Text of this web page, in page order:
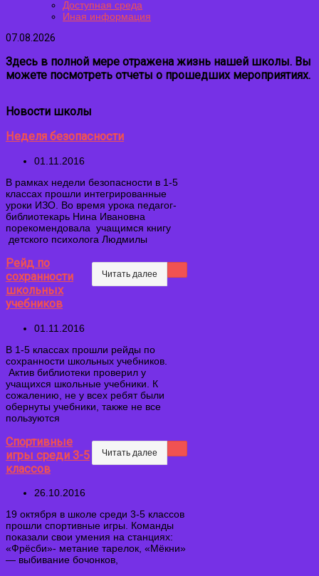
Доступная среда
Иная информация
07.08.2026
Здесь в полной мере отражена жизнь нашей школы. Вы
можете посмотреть отчеты о прошедших мероприятиях.
Новости школы
Неделя безопасности
01.11.2016
В рамках недели безопасности в 1-5
классах прошли интегрированные
уроки ИЗО. Во время урока педагог-
библиотекарь Нина Ивановна
порекомендовала учащимся книгу
детского психолога Людмилы
Читать далее
Рейд по
сохранности
школьных
учебников
01.11.2016
В 1-5 классах прошли рейды по
сохранности школьных учебников.
Актив библиотеки проверил у
учащихся школьные учебники. К
сожалению, не у всех ребят были
обернуты учебники, также не все
пользуются
Читать далее
Спортивные
игры среди 3-5
классов
26.10.2016
19 октября в школе среди 3-5 классов
прошли спортивные игры. Команды
показали свои умения на станциях:
«Фрёсби»- метание тарелок, «Мёкни»
— выбивание бочонков,